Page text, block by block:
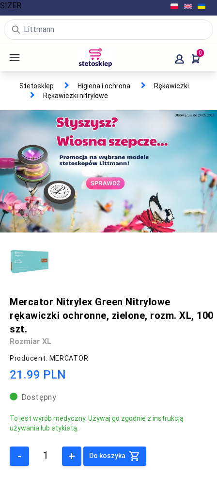
0
Stetosklep Higiena i ochrona
Rękawiczki
Rękawiczki nitrylowe
Mercator Nitrylex Green Nitrylowe
rękawiczki ochronne, zielone, rozm. XL, 100
szt.
Rozmiar XL
Producent: MERCATOR
21.99 PLN
Dostępny
To jest wyrób medyczny. Używaj go zgodnie z instrukcją
używania lub etykietą.
- + Do koszyka
SIZER